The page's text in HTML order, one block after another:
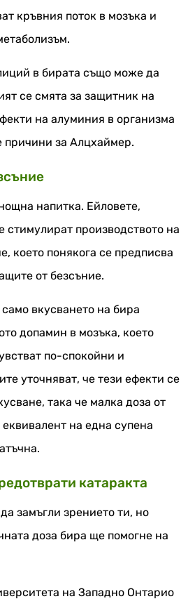
кръвния поток в мозъка и
в бирата също може да
се смята за защитник на
на алуминия в организма
причини за Алцхаймер.
напитка. Ейловете,
стимулират производството на
което понякога се предписва
от безсъние.
вкусването на бира
допамин в мозъка, което
по-спокойни и
уточняват, че тези ефекти се
така че малка доза от
на една супена
катаракта
замъгли зрението ти, но
доза бира ще помогне на
на Западно Онтарио